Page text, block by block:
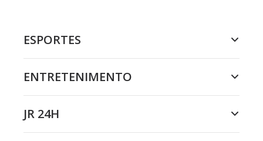
ESPORTES
ENTRETENIMENTO
JR 24H